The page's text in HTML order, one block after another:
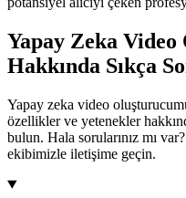
Yapay Zeka
Hakkında Sıkça
Yapay zeka video
özellikler ve yetenekler
bulun. Hala sorularınız mı
ekibimizle iletişime geçin.